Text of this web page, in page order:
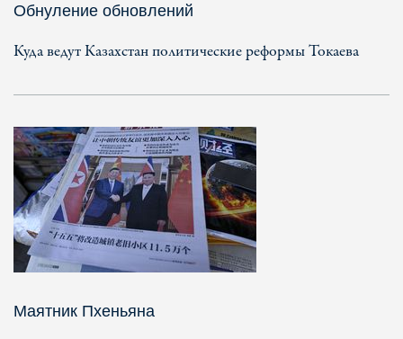
Обнуление обновлений
Куда ведут Казахстан политические реформы Токаева
Маятник Пхеньяна